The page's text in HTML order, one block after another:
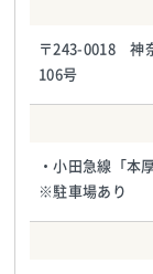
〒243-0018 神
106号
・小田急線「本
※駐車場あり